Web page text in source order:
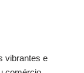
vibrantes e